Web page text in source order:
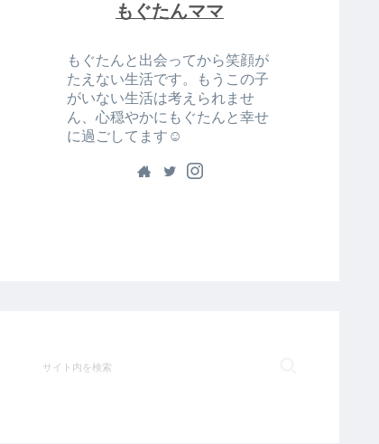
もぐたんママ
もぐたんと出会ってから笑顔が
たえない生活です。もうこの子
がいない生活は考えられませ
ん、心穏やかにもぐたんと幸せ
に過ごしてます☺️